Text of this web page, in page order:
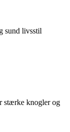
sund livsstil
stærke knogler og